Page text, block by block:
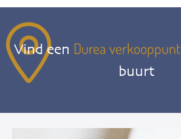
Vind een Durea verkooppunt
buurt